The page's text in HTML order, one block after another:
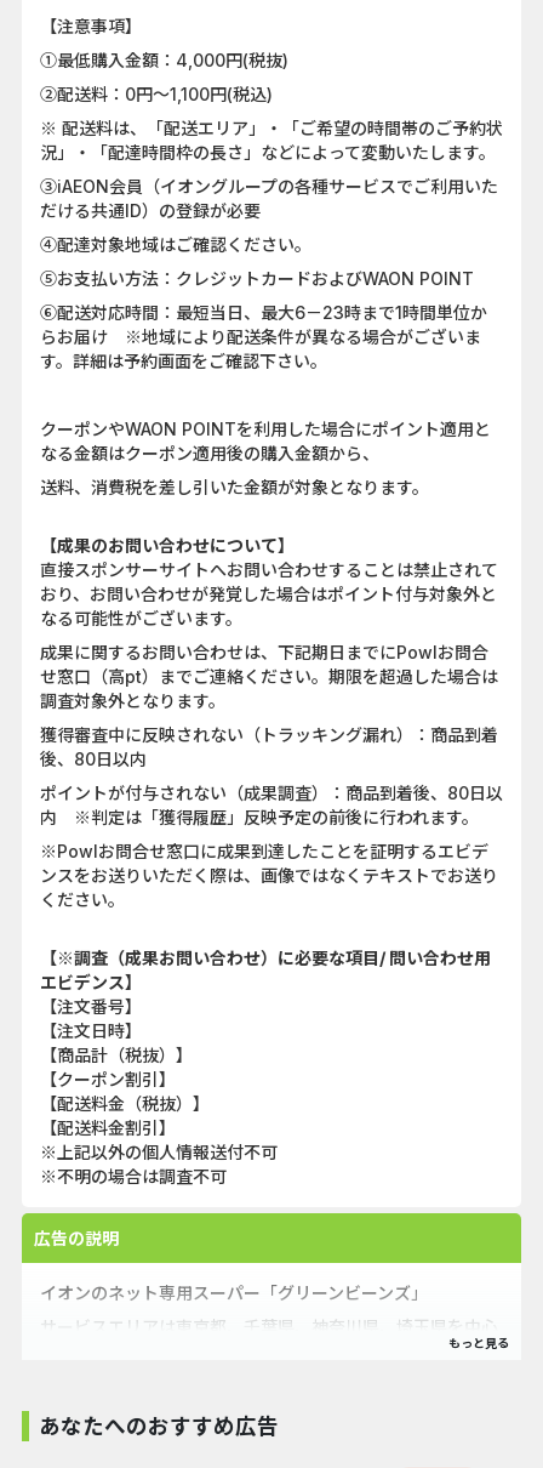
【注意事項】
①最低購入金額：4,000円(税抜)
②配送料：0円～1,100円(税込)
※ 配送料は、「配送エリア」・「ご希望の時間帯のご予約状
況」・「配達時間枠の長さ」などによって変動いたします。
③iAEON会員（イオングループの各種サービスでご利用いた
だける共通ID）の登録が必要
④配達対象地域はご確認ください。
⑤お支払い方法：クレジットカードおよびWAON POINT
⑥配送対応時間：最短当日、最大6－23時まで1時間単位か
らお届け ※地域により配送条件が異なる場合がございま
す。詳細は予約画面をご確認下さい。
クーポンやWAON POINTを利用した場合にポイント適用と
なる金額はクーポン適用後の購入金額から、
送料、消費税を差し引いた金額が対象となります。
【成果のお問い合わせについて】
直接スポンサーサイトへお問い合わせすることは禁止されて
おり、お問い合わせが発覚した場合はポイント付与対象外と
なる可能性がございます。
成果に関するお問い合わせは、下記期日までにPowlお問合
せ窓口（高pt）までご連絡ください。期限を超過した場合は
調査対象外となります。
獲得審査中に反映されない（トラッキング漏れ）：商品到着
後、80日以内
ポイントが付与されない（成果調査）：商品到着後、80日以
内 ※判定は「獲得履歴」反映予定の前後に行われます。
※Powlお問合せ窓口に成果到達したことを証明するエビデ
ンスをお送りいただく際は、画像ではなくテキストでお送り
ください。
【※調査（成果お問い合わせ）に必要な項目/ 問い合わせ用
エビデンス】
【注文番号】
【注文日時】
【商品計（税抜）】
【クーポン割引】
【配送料金（税抜）】
【配送料金割引】
※上記以外の個人情報送付不可
※不明の場合は調査不可
広告の説明
イオンのネット専用スーパー「グリーンビーンズ」
サービスエリアは東京都、千葉県、神奈川県、埼玉県を中心
※お届け先が配送可能エリア内であることをあらかじめご確
あなたへのおすすめ広告